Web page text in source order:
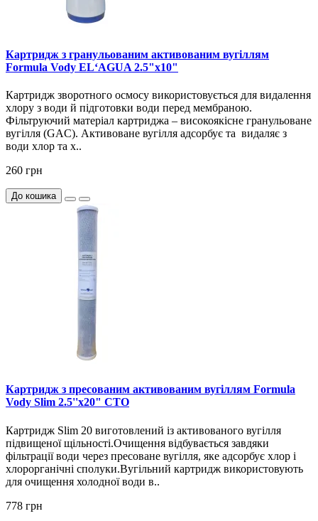
Картридж з гранульованим активованим вугіллям
Formula Vody EL‘AGUA 2.5"х10"
Картридж зворотного осмосу використовується для видалення
хлору з води й підготовки води перед мембраною.
Фільтруючий матеріал картриджа – високоякісне гранульоване
вугілля (GAC). Активоване вугілля адсорбує та видаляє з
води хлор та х..
260 грн
До кошика
Картридж з пресованим активованим вугіллям Formula
Vody Slim 2.5''x20" СТО
Картридж Slim 20 виготовлений із активованого вугілля
підвищеної щільності.Очищення відбувається завдяки
фільтрації води через пресоване вугілля, яке адсорбує хлор і
хлорорганічні сполуки.Вугільний картридж використовують
для очищення холодної води в..
778 грн